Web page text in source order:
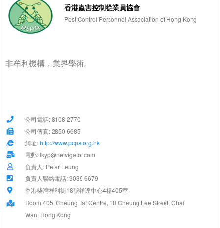
香港蟲害控制從業員協會
Pest Control Personnel Association of Hong Kong
非牟利機構，業界學術。
公司電話: 8108 2770
公司傳真: 2850 6685
網址:http://www.pcpa.org.hk
電郵: lkyp@netvigator.com
負責人: Peter Leung
負責人聯絡電話: 9039 6679
香港柴灣祥利街18號祥達中心4樓405室
Room 405, Cheung Tat Centre, 18 Cheung Lee Street, Chai
Wan, Hong Kong